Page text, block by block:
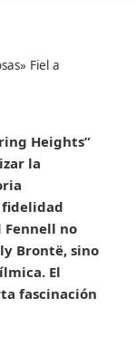
Fiel a
Heights”
la
Fennell no
Brontë, sino
El
fascinación